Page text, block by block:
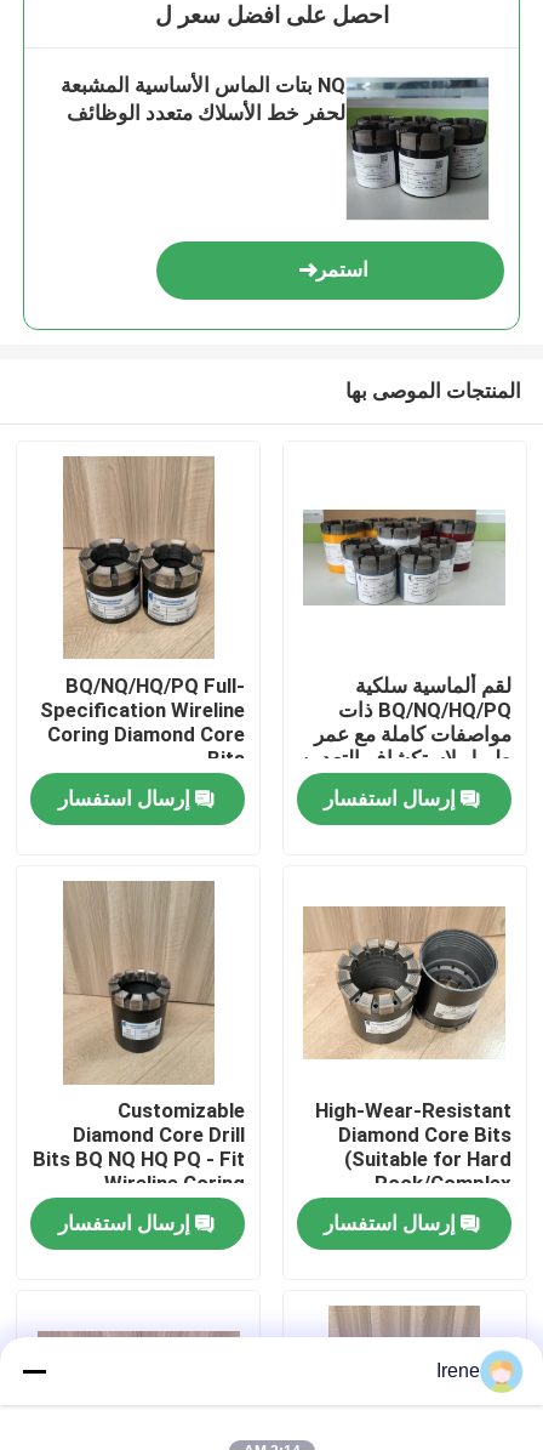
بيت
منتجات
جولة في المعمل
رقابة جودة
أخبار
حالات
آلات الحفر
احصل على افضل سعر ل
NQ بتات الماس الأساسية المشبعة
لحفر خط الأسلاك متعدد الوظائف
استمر
المنتجات الموصى بها
لقم ألماسية سلكية
BQ/NQ/HQ/PQ ذات
مواصفات كاملة مع عمر
طويل لاستكشاف التعدين
إرسال استفسار
BQ/NQ/HQ/PQ Full-
Specification Wireline
Coring Diamond Core
Bits
إرسال استفسار
High-Wear-Resistant
Diamond Core Bits
(Suitable for Hard
Rock/Complex
Formations)
إرسال استفسار
Customizable
Diamond Core Drill
Bits BQ NQ HQ PQ - Fit
Wireline Coring
System
إرسال استفسار
Irene